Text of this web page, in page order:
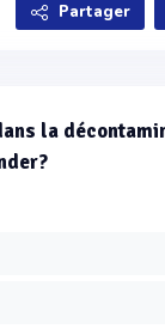
Partager
la